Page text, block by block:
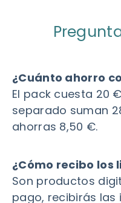
¿Cuánto ahorro
El pack cuesta 20
separado suman
ahorras 8,50 €.
¿Cómo recibo los
Son productos
pago, recibirás